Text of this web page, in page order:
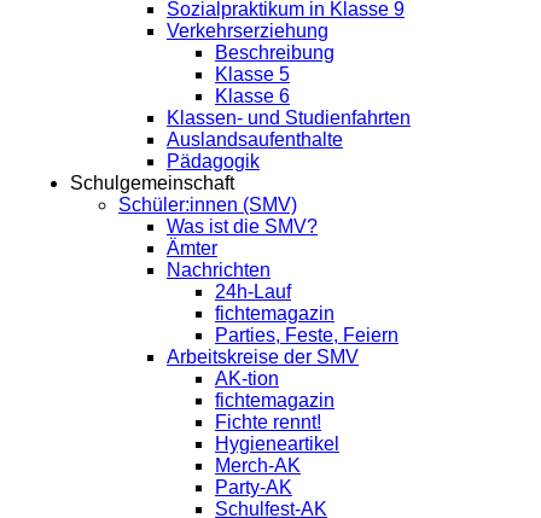
Sozialpraktikum in Klasse 9
Verkehrserziehung
Beschreibung
Klasse 5
Klasse 6
Klassen- und Studienfahrten
Auslandsaufenthalte
Pädagogik
Schulgemeinschaft
Schüler:innen (SMV)
Was ist die SMV?
Ämter
Nachrichten
24h-Lauf
fichtemagazin
Parties, Feste, Feiern
Arbeitskreise der SMV
AK-tion
fichtemagazin
Fichte rennt!
Hygieneartikel
Merch-AK
Party-AK
Schulfest-AK